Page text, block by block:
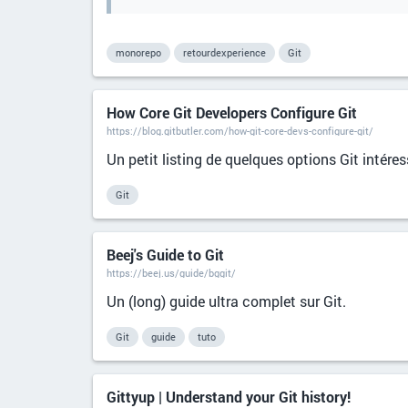
monorepo retourdexperience Git
How Core Git Developers Configure Git
https://blog.gitbutler.com/how-git-core-devs-configure-git/
Un petit listing de quelques options Git
Git
Beej's Guide to Git
https://beej.us/guide/bggit/
Un (long) guide ultra complet sur Git.
Git guide tuto
Gittyup | Understand your Git history!